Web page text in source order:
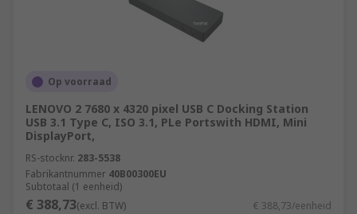
Op voorraad
LENOVO 2 7680 x 4320 pixel USB C Docking Station
USB 3.1 Type C, ISO 3.1, PLe Portswith HDMI, Mini
DisplayPort,
RS-stocknr. 283-5538
Fabrikantnummer 40B00300EU
Subtotaal (1 eenheid)
€ 388,73(excl. BTW) € 388,73/eenheid